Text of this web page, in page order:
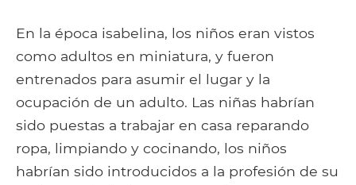
En la época isabelina, los niños eran vistos
como adultos en miniatura, y fueron
entrenados para asumir el lugar y la
ocupación de un adulto. Las niñas habrían
sido puestas a trabajar en casa reparando
ropa, limpiando y cocinando, los niños
habrían sido introducidos a la profesión de su